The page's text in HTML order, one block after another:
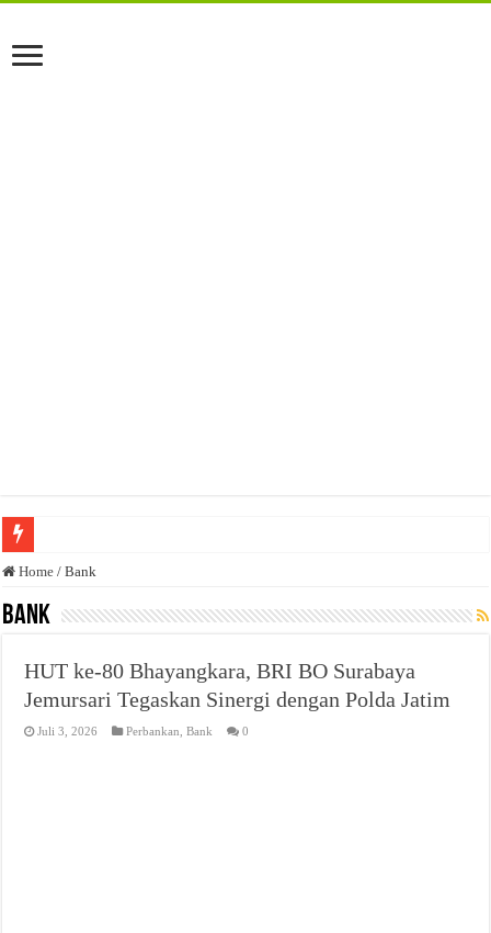
Anda butuh promosi usaha? Kontak ke Email redaksi@bisnisnasional.com
Dibutuhkan Wartawan. Lamaran di-email ke redaksi@bisnisnasional.com
Home / Bank
Bank
HUT ke-80 Bhayangkara, BRI BO Surabaya
Jemursari Tegaskan Sinergi dengan Polda Jatim
Juli 3, 2026 Perbankan ,Bank 0